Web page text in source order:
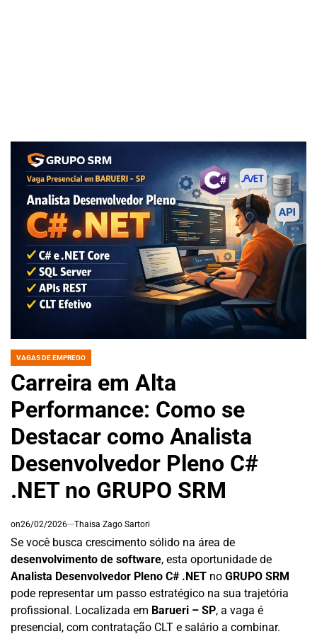
POSTED
VAGAS DE EMPREGO
Carreira em Alta
Performance: Como se
Destacar como Analista
Desenvolvedor Pleno C#
.NET no GRUPO SRM
on26/02/2026 Thaisa Zago Sartori
Se você busca crescimento sólido na área de
desenvolvimento de software, esta oportunidade de
Analista Desenvolvedor Pleno C# .NET no GRUPO SRM
pode representar um passo estratégico na sua trajetória
profissional. Localizada em Barueri – SP, a vaga é
presencial, com contratação CLT e salário a combinar.